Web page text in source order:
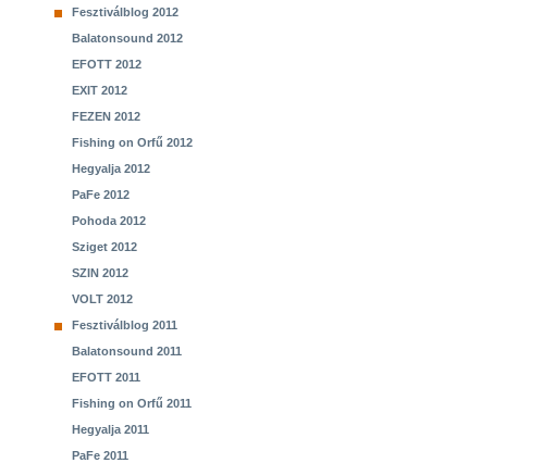
Fesztiválblog 2012
Balatonsound 2012
EFOTT 2012
EXIT 2012
FEZEN 2012
Fishing on Orfű 2012
Hegyalja 2012
PaFe 2012
Pohoda 2012
Sziget 2012
SZIN 2012
VOLT 2012
Fesztiválblog 2011
Balatonsound 2011
EFOTT 2011
Fishing on Orfű 2011
Hegyalja 2011
PaFe 2011